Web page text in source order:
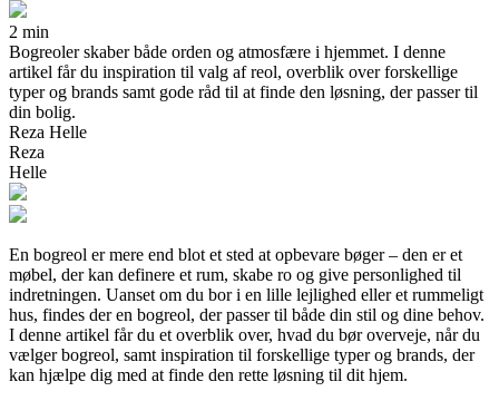
2 min
Bogreoler skaber både orden og atmosfære i hjemmet. I denne
artikel får du inspiration til valg af reol, overblik over forskellige
typer og brands samt gode råd til at finde den løsning, der passer til
din bolig.
Reza Helle
Reza
Helle
En bogreol er mere end blot et sted at opbevare bøger – den er et
møbel, der kan definere et rum, skabe ro og give personlighed til
indretningen. Uanset om du bor i en lille lejlighed eller et rummeligt
hus, findes der en bogreol, der passer til både din stil og dine behov.
I denne artikel får du et overblik over, hvad du bør overveje, når du
vælger bogreol, samt inspiration til forskellige typer og brands, der
kan hjælpe dig med at finde den rette løsning til dit hjem.